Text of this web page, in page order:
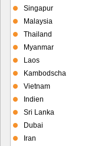
Singapur
Malaysia
Thailand
Myanmar
Laos
Kambodscha
Vietnam
Indien
Sri Lanka
Dubai
Iran